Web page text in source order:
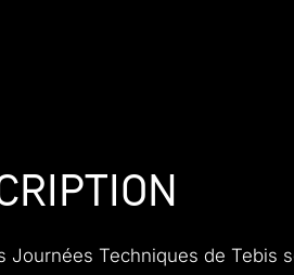
Journées Techniques de Tebis